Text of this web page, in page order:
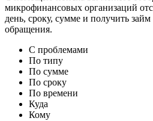
микрофинансовых организаций
день, сроку, сумме и получить
обращения.
С проблемами
По типу
По сумме
По сроку
По времени
Куда
Кому